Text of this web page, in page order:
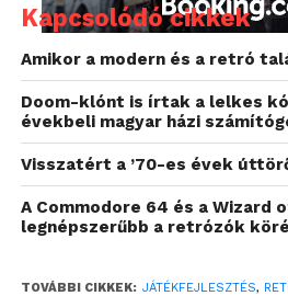
egy ötletet: online videós
játékfejlesztéshez Unity-ben.
ésNagy Antal, az SZTE TTIK
Informatikai Kar
Grafika Tanszékének
így hirdették meg kurzusként
hatalmas népszerűségnek
szemeszterben ötszörös volt a
segítségével két-és
Kapcsolódó cikkek
Amikor a modern és a retró
Doom-klónt is írtak a lelkes
évekbeli magyar házi
Visszatért a ’70-es évek
A Commodore 64 és a Wizard
legnépszerűbb a retrózók
TOVÁBBI CIKKEK: JÁTÉKFEJLESZTÉS,